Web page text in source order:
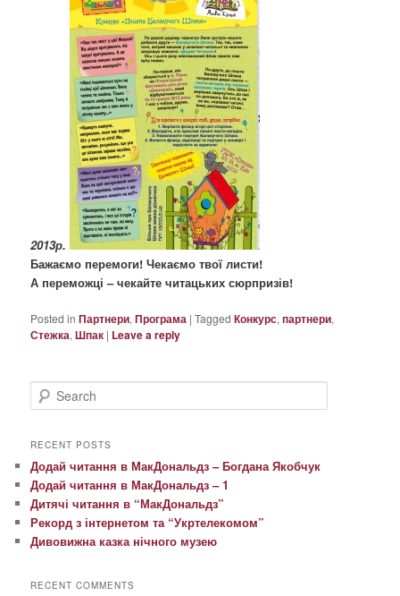
2013р.
Бажаємо перемоги! Чекаємо твої листи!
А переможці – чекайте читацьких сюрпризів!
Posted in Партнери,Програма |Tagged Конкурс,партнери,
Стежка,Шпак | Leave a reply
e
r
h
RECENT POSTS
Додай читання в МакДональдз – Богдана Якобчук
Додай читання в МакДональдз – 1
Дитячі читання в “МакДональдз”
Рекорд з інтернетом та “Укртелекомом”
Дивовижна казка нічного музею
RECENT COMMENTS